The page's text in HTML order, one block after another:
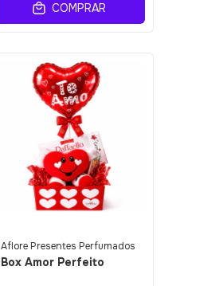
COMPRAR
Aflore Presentes Perfumados
Box Amor Perfeito